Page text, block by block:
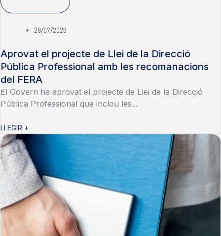
29/07/2026
Aprovat el projecte de Llei de la Direcció
Pública Professional amb les recomanacions
del FERA
El Govern ha aprovat el projecte de Llei de la Direcció
Pública Professional que inclou les...
LLEGIR +